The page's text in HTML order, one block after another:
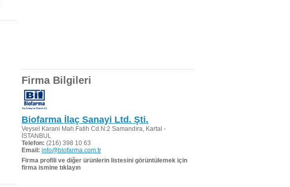
Firma Bilgileri
Biofarma İlaç Sanayi Ltd. Şti.
Veysel Karani Mah.Fatih Cd.N:2 Samandıra, Kartal -
İSTANBUL
Telefon: (216) 398 10 63
Email: info@biofarma.com.tr
Firma profili ve diğer ürünlerin listesini görüntülemek için
firma ismine tıklayın